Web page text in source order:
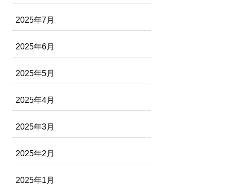
2025年7月
2025年6月
2025年5月
2025年4月
2025年3月
2025年2月
2025年1月